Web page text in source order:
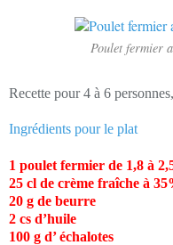
Poulet fermier
Recette pour 4 à 6
Ingrédients pour le plat
1 poulet fermier de 1,8 à
25 cl de crème fraîche à
20 g de beurre
2 cs d’huile
100 g d’ échalotes